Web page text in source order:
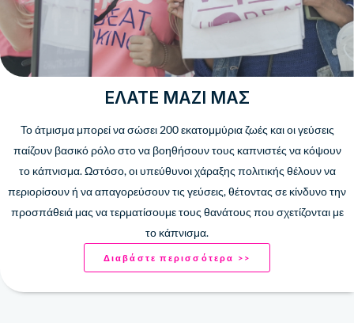
ΕΛΆΤΕ ΜΑΖΊ ΜΑΣ
Το άτμισμα μπορεί να σώσει 200 ​​εκατομμύρια ζωές και οι γεύσεις
παίζουν βασικό ρόλο στο να βοηθήσουν τους καπνιστές να κόψουν
το κάπνισμα. Ωστόσο, οι υπεύθυνοι χάραξης πολιτικής θέλουν να
περιορίσουν ή να απαγορεύσουν τις γεύσεις, θέτοντας σε κίνδυνο την
προσπάθειά μας να τερματίσουμε τους θανάτους που σχετίζονται με
το κάπνισμα.
Διαβάστε περισσότερα >>